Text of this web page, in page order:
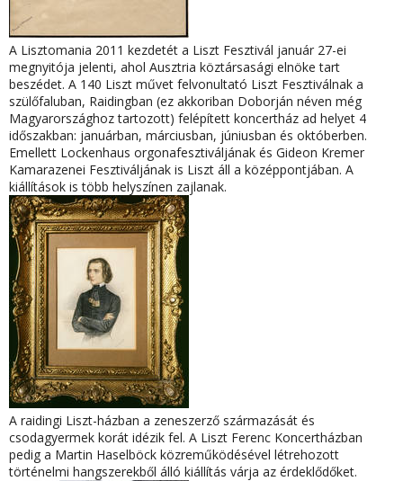
A Lisztomania 2011 kezdetét a Liszt Fesztivál január 27-ei
megnyitója jelenti, ahol Ausztria köztársasági elnöke tart
beszédet. A 140 Liszt művet felvonultató Liszt Fesztiválnak a
szülőfaluban, Raidingban (ez akkoriban Doborján néven még
Magyarországhoz tartozott) felépített koncertház ad helyet 4
időszakban: januárban, márciusban, júniusban és októberben.
Emellett Lockenhaus orgonafesztiváljának és Gideon Kremer
Kamarazenei Fesztiváljának is Liszt áll a középpontjában. A
kiállítások is több helyszínen zajlanak.
A raidingi Liszt-házban a zeneszerző származását és
csodagyermek korát idézik fel. A Liszt Ferenc Koncertházban
pedig a Martin Haselböck közreműködésével létrehozott
történelmi hangszerekből álló kiállítás várja az érdeklődőket.